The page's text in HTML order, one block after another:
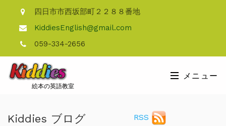
四日市市西坂部町２２８８番地
KiddiesEnglish@gmail.com
059-334-2656
絵本の英語教室
メニュー
Kiddies ブログ RSS